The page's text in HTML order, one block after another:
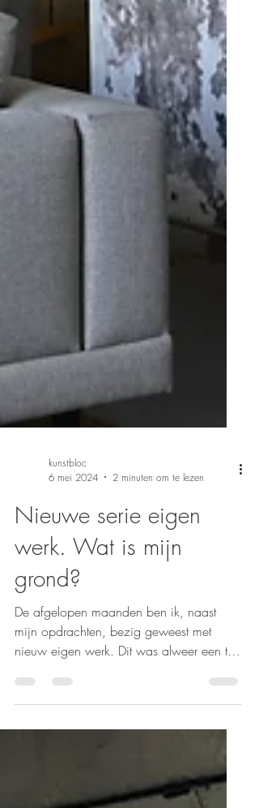
kunstbloc
6 mei 2024
2 minuten om te lezen
Nieuwe serie eigen
werk. Wat is mijn
grond?
De afgelopen maanden ben ik, naast
mijn opdrachten, bezig geweest met